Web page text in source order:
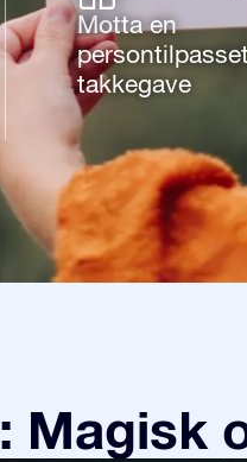
Motta en
persontilpasset
takkegave
Magisk